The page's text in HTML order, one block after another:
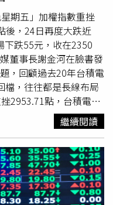
，都像『變臉』般不停
鬆懈。直到某一瞬間，
手心冒汗。」一席話也
的觀影魅力。隨著票房
》劇組宣傳行程也話題
，本片主演趙寅成與
姜草驚喜同台。巧合
異能》
第二季，讓
開始，姜草便毫不吝嗇
己與導演羅泓軫私交甚
常一起喝一杯，雖然還
但我們是同年出生的朋
人工情報》等電影，姜
錯地方了。」笑稱因為
期五」加權指數重挫
後，24日再度大跌近
下跌55元，收在2350
董事長謝金河在臉書發
，回顧過去20年台積電
檔，往往都是長線布局
2953.71點，台積電盤
氛。不過，他認為，
每當市場遭遇重大利
留意的買點。他首先提
電股價最低跌至36.4
線投資人最佳進場時
亞科技、華邦電、旺
112.5元，同樣是不錯
繼續閱讀